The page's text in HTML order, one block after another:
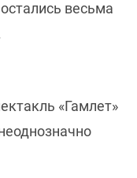
весьма
«Гамлет»